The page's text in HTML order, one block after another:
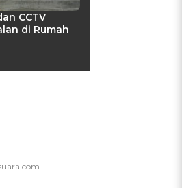
CCTV
di Rumah